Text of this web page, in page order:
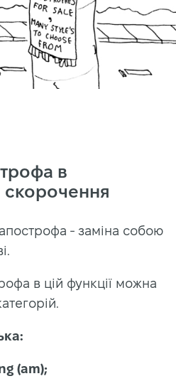
в
скорочення
- заміна собою
в цій функції можна
(am);